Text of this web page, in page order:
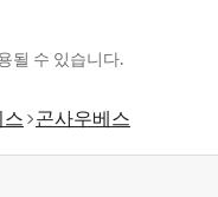
될 수 있습니다.
곤사우베스